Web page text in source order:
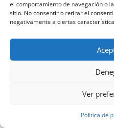
el comportamiento de navegación o
sitio. No consentir o retirar el
negativamente a ciertas
Ver
Política de
Para ranking visita
Porque después de
mundial no va a ser
Nos vemos en el